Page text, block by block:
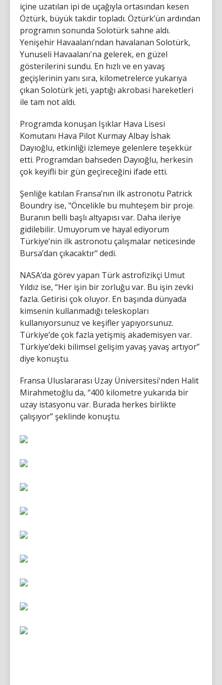
içine uzatılan ipi de uçağıyla ortasından kesen
Öztürk, büyük takdir topladı. Öztürk’ün ardından
programın sonunda Solotürk sahne aldı.
Yenişehir Havaalanı’ndan havalanan Solotürk,
Yunuseli Havaalanı'na gelerek, en güzel
gösterilerini sundu. En hızlı ve en yavaş
geçişlerinin yanı sıra, kilometrelerce yukarıya
çıkan Solotürk jeti, yaptığı akrobasi hareketleri
ile tam not aldı.
Programda konuşan Işıklar Hava Lisesi
Komutanı Hava Pilot Kurmay Albay İshak
Dayıoğlu, etkinliği izlemeye gelenlere teşekkür
etti. Programdan bahseden Dayıoğlu, herkesin
çok keyifli bir gün geçireceğini ifade etti.
Şenliğe katılan Fransa’nın ilk astronotu Patrick
Boundry ise, "Öncelikle bu muhteşem bir proje.
Buranın belli başlı altyapısı var. Daha ileriye
gidilebilir. Umuyorum ve hayal ediyorum
Türkiye’nin ilk astronotu çalışmalar neticesinde
Bursa’dan çıkacaktır" dedi.
NASA’da görev yapan Türk astrofizikçi Umut
Yıldız ise, “Her işin bir zorluğu var. Bu işin zevki
fazla. Getirisi çok oluyor. En başında dünyada
kimsenin kullanmadığı teleskopları
kullanıyorsunuz ve keşifler yapıyorsunuz.
Türkiye’de çok fazla yetişmiş akademisyen var.
Türkiye’deki bilimsel gelişim yavaş yavaş artıyor”
diye konuştu.
Fransa Uluslararası Uzay Üniversitesi'nden Halit
Mirahmetoğlu da, “400 kilometre yukarıda bir
uzay istasyonu var. Burada herkes birlikte
çalışıyor” şeklinde konuştu.